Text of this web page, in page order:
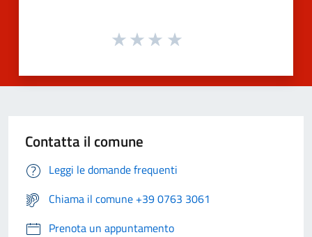
Contatta il comune
Leggi le domande frequenti
Chiama il comune +39 0763 3061
Prenota un appuntamento